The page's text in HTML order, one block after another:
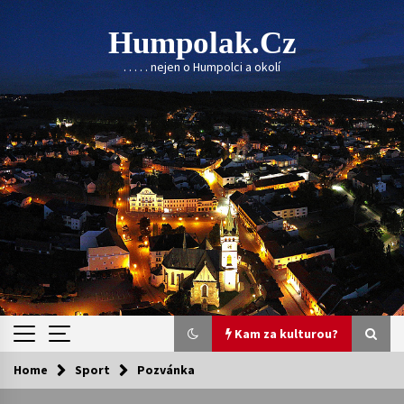
Skip
to
content
Humpolak.cz
. . . . . nejen o Humpolci a okolí
Kam za kulturou?
Kam za kulturou?
Home Sport Pozvánka